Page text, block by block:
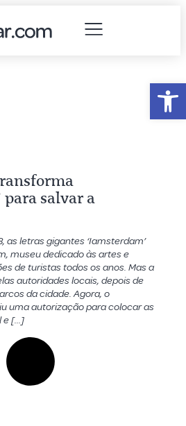
para salvar a
as letras gigantes ‘Iamsterdam’
museu dedicado às artes e
de turistas todos os anos. Mas a
autoridades locais, depois de
da cidade. Agora, o
uma autorização para colocar as
e […]